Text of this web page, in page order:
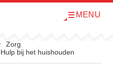
O
e
MENU
Zorg
Hulp bij het huishouden